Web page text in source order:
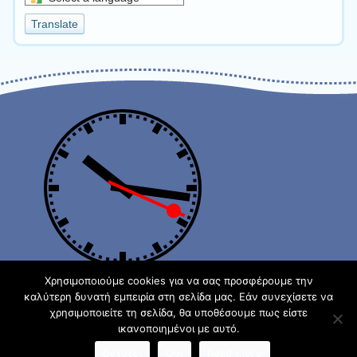
a
language
to
this
Translate
Φιλοξενείται στο https://blogs.sch.gr| Θέμα:Cute Frames
Χρησιμοποιούμε cookies για να σας προσφέρουμε την
καλύτερη δυνατή εμπειρία στη σελίδα μας. Εάν συνεχίσετε να
χρησιμοποιείτε τη σελίδα, θα υποθέσουμε πως είστε
ικανοποιημένοι με αυτό.